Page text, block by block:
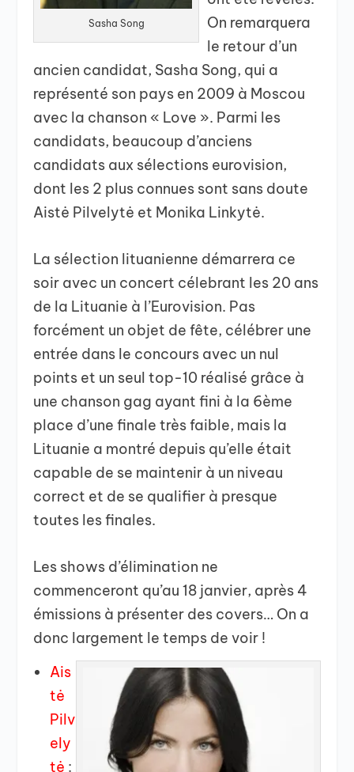
Sasha Song
On remarquera
le retour d’un
ancien candidat, Sasha Song, qui a
représenté son pays en 2009 à Moscou
avec la chanson « Love ». Parmi les
candidats, beaucoup d’anciens
candidats aux sélections eurovision,
dont les 2 plus connues sont sans doute
Aistė Pilvelytė et Monika Linkytė.
La sélection lituanienne démarrera ce
soir avec un concert célebrant les 20 ans
de la Lituanie à l’Eurovision. Pas
forcément un objet de fête, célébrer une
entrée dans le concours avec un nul
points et un seul top-10 réalisé grâce à
une chanson gag ayant fini à la 6ème
place d’une finale très faible, mais la
Lituanie a montré depuis qu’elle était
capable de se maintenir à un niveau
correct et de se qualifier à presque
toutes les finales.
Les shows d’élimination ne
commenceront qu’au 18 janvier, après 4
émissions à présenter des covers… On a
donc largement le temps de voir !
Ais
tė
Pilv
ely
tė :